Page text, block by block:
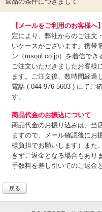
【メールをご利用のお客様へ】
定により、弊社からのご注文
いケースがございます。携帯
ン（msoul.co.jp）を着信でき
ご注文いただきましたお客様
ます。ご注文後、数時間経過
電話 ( 044-976-5603 ) にてご
す。
商品代金のお振込について
商品代金のお振り込みは、 当
ますので、メール確認後にお
様負担でお願いします）また
きずご返金となる場合もあり
手数料を差し引いてのご返金
戻る